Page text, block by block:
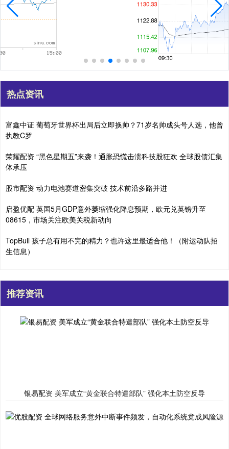
热点资讯
富鑫中证 葡萄牙世界杯出局后立即换帅？71岁名帅成头号人选，他曾
执教C罗
荣耀配资 “黑色星期五”来袭！通胀恐慌击溃科技股狂欢 全球股债汇集
体承压
股市配资 动力电池赛道密集突破 技术前沿多路并进
启盈优配 英国5月GDP意外萎缩强化降息预期，欧元兑英镑升至
08615，市场关注欧美关税新动向
TopBull 孩子总有用不完的精力？也许这里最适合他！（附运动队招
生信息）
推荐资讯
银易配资 美军成立“黄金联合特遣部队” 强化本土防空反导